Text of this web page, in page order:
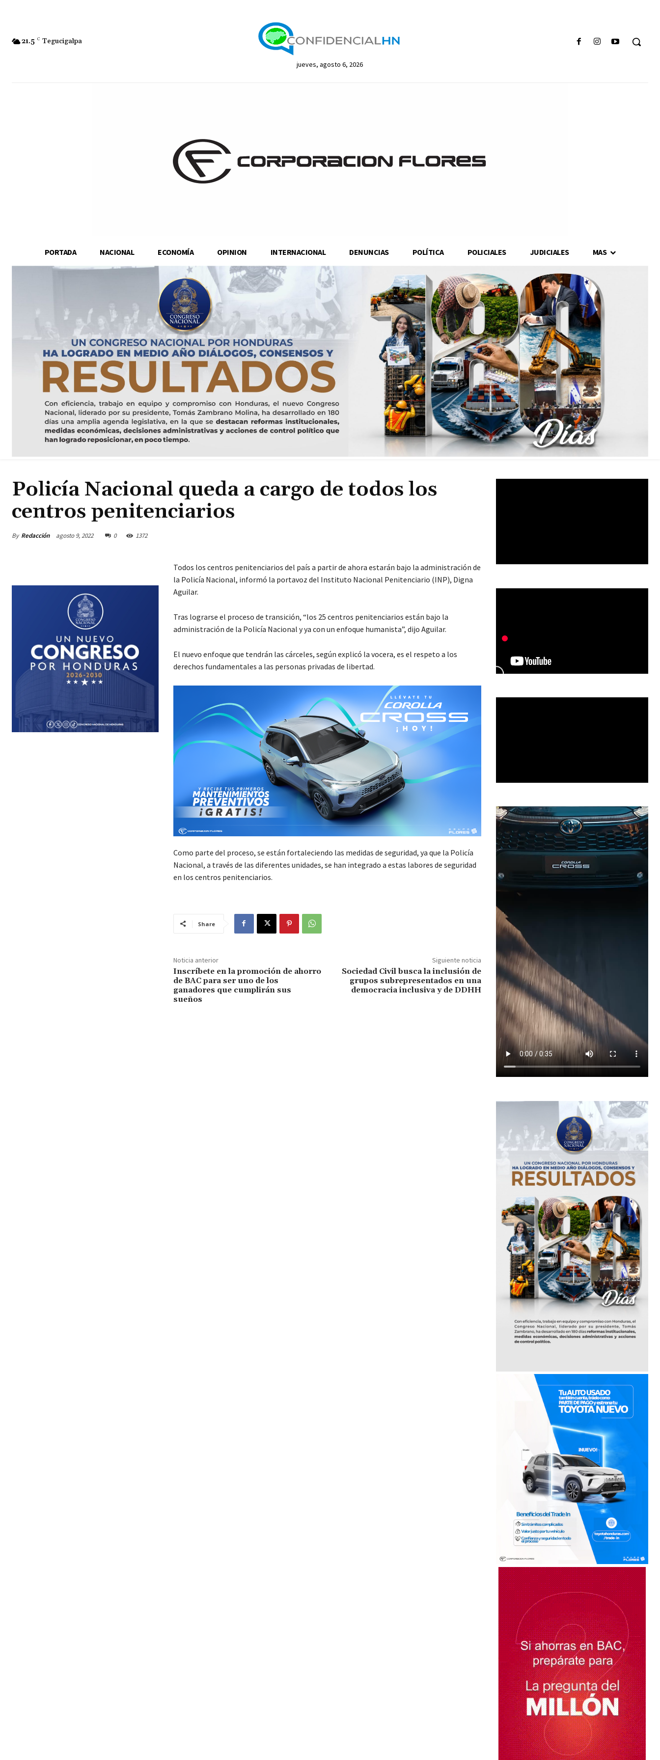
21.5 C Tegucigalpa
jueves, agosto 6, 2026
PORTADA NACIONAL ECONOMÍA OPINION INTERNACIONAL DENUNCIAS POLÍTICA POLICIALES JUDICIALES MAS
Policía Nacional queda a cargo de todos los
centros penitenciarios
By Redacción agosto 9, 2022 0 1372
Todos los centros penitenciarios del país a partir de ahora estarán bajo la administración de
la Policía Nacional, informó la portavoz del Instituto Nacional Penitenciario (INP), Digna
Aguilar.
Tras lograrse el proceso de transición, “los 25 centros penitenciarios están bajo la
administración de la Policía Nacional y ya con un enfoque humanista”, dijo Aguilar.
El nuevo enfoque que tendrán las cárceles, según explicó la vocera, es el respeto a los
derechos fundamentales a las personas privadas de libertad.
Como parte del proceso, se están fortaleciendo las medidas de seguridad, ya que la Policía
Nacional, a través de las diferentes unidades, se han integrado a estas labores de seguridad
en los centros penitenciarios.
Share
Noticia anterior
Inscríbete en la promoción de ahorro
de BAC para ser uno de los
ganadores que cumplirán sus
sueños
Siguiente noticia
Sociedad Civil busca la inclusión de
grupos subrepresentados en una
democracia inclusiva y de DDHH